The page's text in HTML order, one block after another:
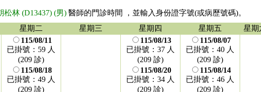
松林 (D13437) (男) 醫師的門診時間 ，並輸入身份證字號(或病歷號碼)。